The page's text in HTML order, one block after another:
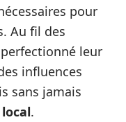
pour
Au fil des
leur
influences
sans jamais
.